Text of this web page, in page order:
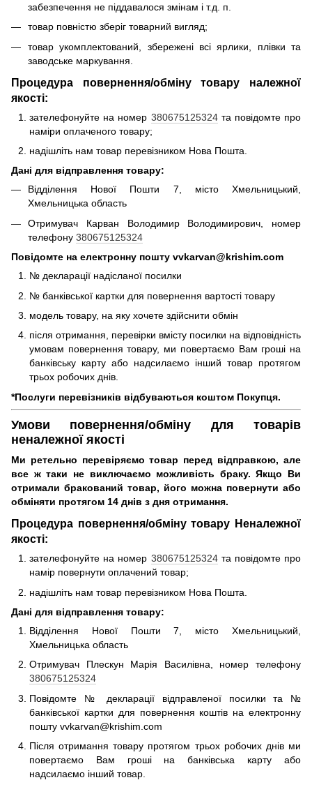
забезпечення не піддавалося змінам і т.д. п.
товар повністю зберіг товарний вигляд;
товар укомплектований, збережені всі ярлики, плівки та
заводське маркування.
Процедура повернення/обміну товару належної
якості:
зателефонуйте на номер 380675125324та повідомте про
наміри оплаченого товару;
надішліть нам товар перевізником Нова Пошта.
Дані для відправлення товару:
Відділення Нової Пошти 7, місто Хмельницький,
Хмельницька область
Отримувач Карван Володимир Володимирович, номер
телефону 380675125324
Повідомте на електронну пошту vvkarvan@krishim.com
№ декларації надісланої посилки
№ банківської картки для повернення вартості товару
модель товару, на яку хочете здійснити обмін
після отримання, перевірки вмісту посилки на відповідність
умовам повернення товару, ми повертаємо Вам гроші на
банківську карту або надсилаємо інший товар протягом
трьох робочих днів.
*Послуги перевізників відбуваються коштом Покупця.
Умови повернення/обміну для товарів
неналежної якості
Ми ретельно перевіряємо товар перед відправкою, але
все ж таки не виключаємо можливість браку. Якщо Ви
отримали бракований товар, його можна повернути або
обміняти протягом 14 днів з дня отримання.
Процедура повернення/обміну товару Неналежної
якості:
зателефонуйте на номер 380675125324та повідомте про
намір повернути оплачений товар;
надішліть нам товар перевізником Нова Пошта.
Дані для відправлення товару:
Відділення Нової Пошти 7, місто Хмельницький,
Хмельницька область
Отримувач Плескун Марія Василівна, номер телефону
380675125324
Повідомте № декларації відправленої посилки та №
банківської картки для повернення коштів на електронну
пошту vvkarvan@krishim.com
Після отримання товару протягом трьох робочих днів ми
повертаємо Вам гроші на банківська карту або
надсилаємо інший товар.